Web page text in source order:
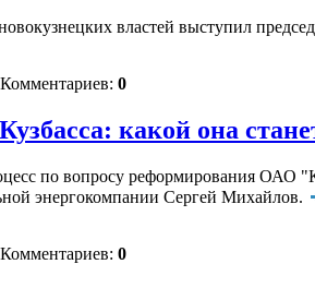
властей выступил
Комментариев: 0
какой она
по вопросу реформирования ОАО
энергокомпании Сергей Михайлов.
Комментариев: 0